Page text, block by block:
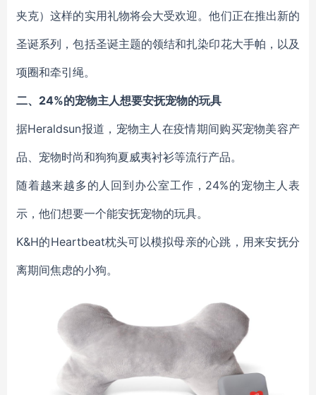
夹克）这样的实用礼物将会大受欢迎。他们正在推出新的
圣诞系列，包括圣诞主题的领结和扎染印花大手帕，以及
项圈和牵引绳。
二、 24%的宠物主人想要安抚宠物的玩具
据Heraldsun报道，宠物主人在疫情期间购买宠物美容产
品、宠物时尚和狗狗夏威夷衬衫等流行产品。
随着越来越多的人回到办公室工作， 24%的宠物主人表
示，他们想要一个能安抚宠物的玩具。
K&H的Heartbeat枕头可以模拟母亲的心跳，用来安抚分
离期间焦虑的小狗。